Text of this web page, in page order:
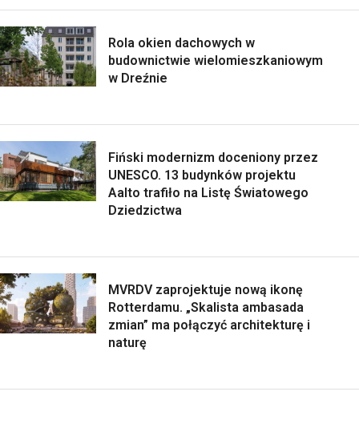
Rola okien dachowych w
budownictwie wielomieszkaniowym
w Dreźnie
Fiński modernizm doceniony przez
UNESCO. 13 budynków projektu
Aalto trafiło na Listę Światowego
Dziedzictwa
MVRDV zaprojektuje nową ikonę
Rotterdamu. „Skalista ambasada
zmian” ma połączyć architekturę i
naturę